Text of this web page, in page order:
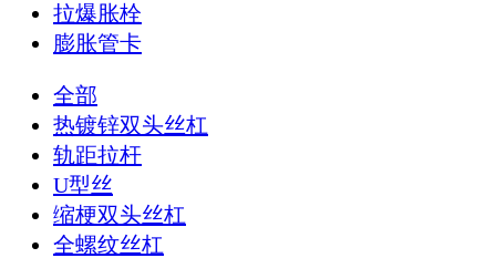
拉爆胀栓
膨胀管卡
全部
热镀锌双头丝杠
轨距拉杆
U型丝
缩梗双头丝杠
全螺纹丝杠